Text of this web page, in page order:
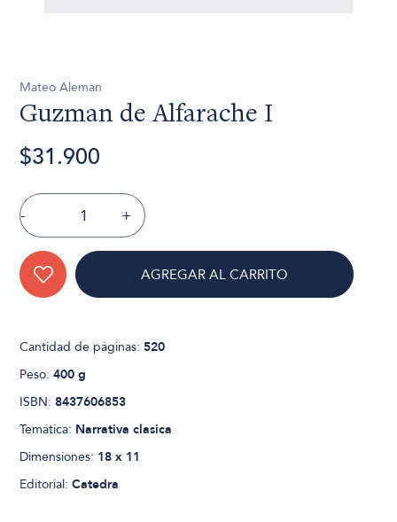
Mateo Aleman
Guzman de Alfarache I
$31.900
- +
AGREGAR AL CARRITO
Cantidad de páginas:520
Peso:400 g
ISBN:8437606853
Temática: Narrativa clasica
Dimensiones: 18 x 11
Editorial:Catedra